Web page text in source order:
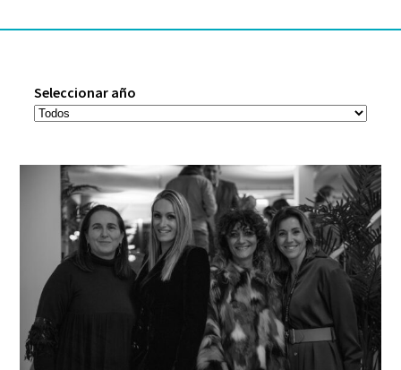
Seleccionar año